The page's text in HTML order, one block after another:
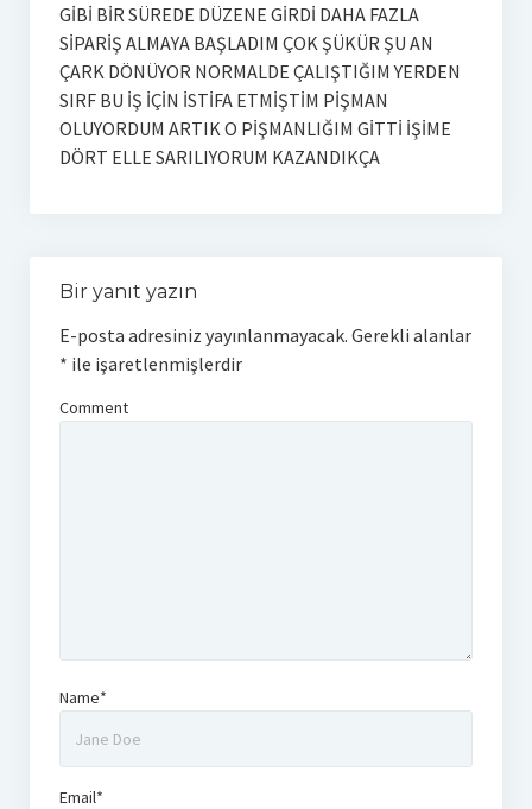
GİBİ BİR SÜREDE DÜZENE GİRDİ DAHA FAZLA
SİPARİŞ ALMAYA BAŞLADIM ÇOK ŞÜKÜR ŞU AN
ÇARK DÖNÜYOR NORMALDE ÇALIŞTIĞIM YERDEN
SIRF BU İŞ İÇİN İSTİFA ETMİŞTİM PİŞMAN
OLUYORDUM ARTIK O PİŞMANLIĞIM GİTTİ İŞİME
DÖRT ELLE SARILIYORUM KAZANDIKÇA
Bir yanıt yazın
E-posta adresiniz yayınlanmayacak. Gerekli alanlar
* ile işaretlenmişlerdir
Comment
Name*
Email*